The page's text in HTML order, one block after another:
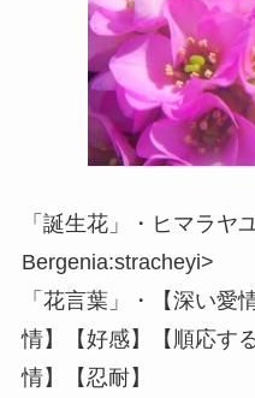
「誕生花」・ヒマラヤ
Bergenia:stracheyi>
「花言葉」・【深い愛
情】【好感】【順応す
情】【忍耐】